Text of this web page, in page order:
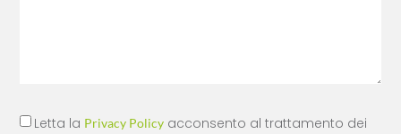
Letta la Privacy Policy acconsento al trattamento dei